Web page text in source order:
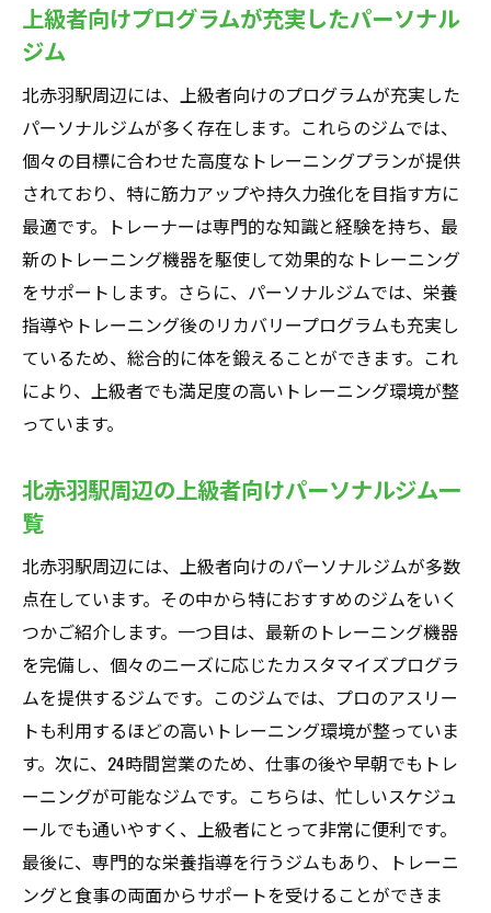
上級者向けプログラムが充実したパーソナル
ジム
北赤羽駅周辺には、上級者向けのプログラムが充実した
パーソナルジムが多く存在します。これらのジムでは、
個々の目標に合わせた高度なトレーニングプランが提供
されており、特に筋力アップや持久力強化を目指す方に
最適です。トレーナーは専門的な知識と経験を持ち、最
新のトレーニング機器を駆使して効果的なトレーニング
をサポートします。さらに、パーソナルジムでは、栄養
指導やトレーニング後のリカバリープログラムも充実し
ているため、総合的に体を鍛えることができます。これ
により、上級者でも満足度の高いトレーニング環境が整
っています。
北赤羽駅周辺の上級者向けパーソナルジム一
覧
北赤羽駅周辺には、上級者向けのパーソナルジムが多数
点在しています。その中から特におすすめのジムをいく
つかご紹介します。一つ目は、最新のトレーニング機器
を完備し、個々のニーズに応じたカスタマイズプログラ
ムを提供するジムです。このジムでは、プロのアスリー
トも利用するほどの高いトレーニング環境が整っていま
す。次に、24時間営業のため、仕事の後や早朝でもトレ
ーニングが可能なジムです。こちらは、忙しいスケジュ
ールでも通いやすく、上級者にとって非常に便利です。
最後に、専門的な栄養指導を行うジムもあり、トレーニ
ングと食事の両面からサポートを受けることができま